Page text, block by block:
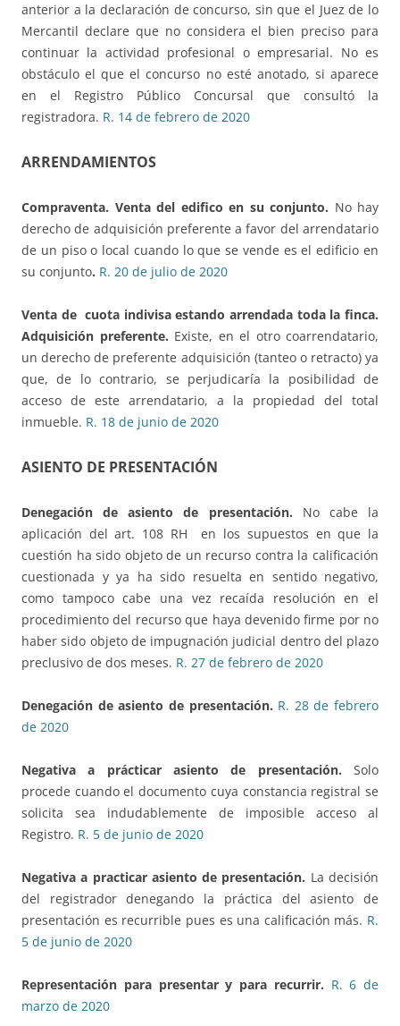
anterior a la declaración de concurso, sin que el Juez de lo
Mercantil declare que no considera el bien preciso para
continuar la actividad profesional o empresarial. No es
obstáculo el que el concurso no esté anotado, si aparece
en el Registro Público Concursal que consultó la
registradora. R. 14 de febrero de 2020
ARRENDAMIENTOS
Compraventa. Venta del edifico en su conjunto. No hay
derecho de adquisición preferente a favor del arrendatario
de un piso o local cuando lo que se vende es el edificio en
su conjunto. R. 20 de julio de 2020
Venta de cuota indivisa estando arrendada toda la finca.
Adquisición preferente. Existe, en el otro coarrendatario,
un derecho de preferente adquisición (tanteo o retracto) ya
que, de lo contrario, se perjudicaría la posibilidad de
acceso de este arrendatario, a la propiedad del total
inmueble. R. 18 de junio de 2020
ASIENTO DE PRESENTACIÓN
Denegación de asiento de presentación. No cabe la
aplicación del art. 108 RH en los supuestos en que la
cuestión ha sido objeto de un recurso contra la calificación
cuestionada y ya ha sido resuelta en sentido negativo,
como tampoco cabe una vez recaída resolución en el
procedimiento del recurso que haya devenido firme por no
haber sido objeto de impugnación judicial dentro del plazo
preclusivo de dos meses. R. 27 de febrero de 2020
Denegación de asiento de presentación. R. 28 de febrero
de 2020
Negativa a prácticar asiento de presentación. Solo
procede cuando el documento cuya constancia registral se
solicita sea indudablemente de imposible acceso al
Registro. R. 5 de junio de 2020
Negativa a practicar asiento de presentación. La decisión
del registrador denegando la práctica del asiento de
presentación es recurrible pues es una calificación más. R.
5 de junio de 2020
Representación para presentar y para recurrir. R. 6 de
marzo de 2020